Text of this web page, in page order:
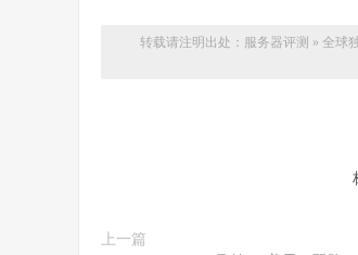
转载请注明出处： 服务器评测 » 全球
上一篇